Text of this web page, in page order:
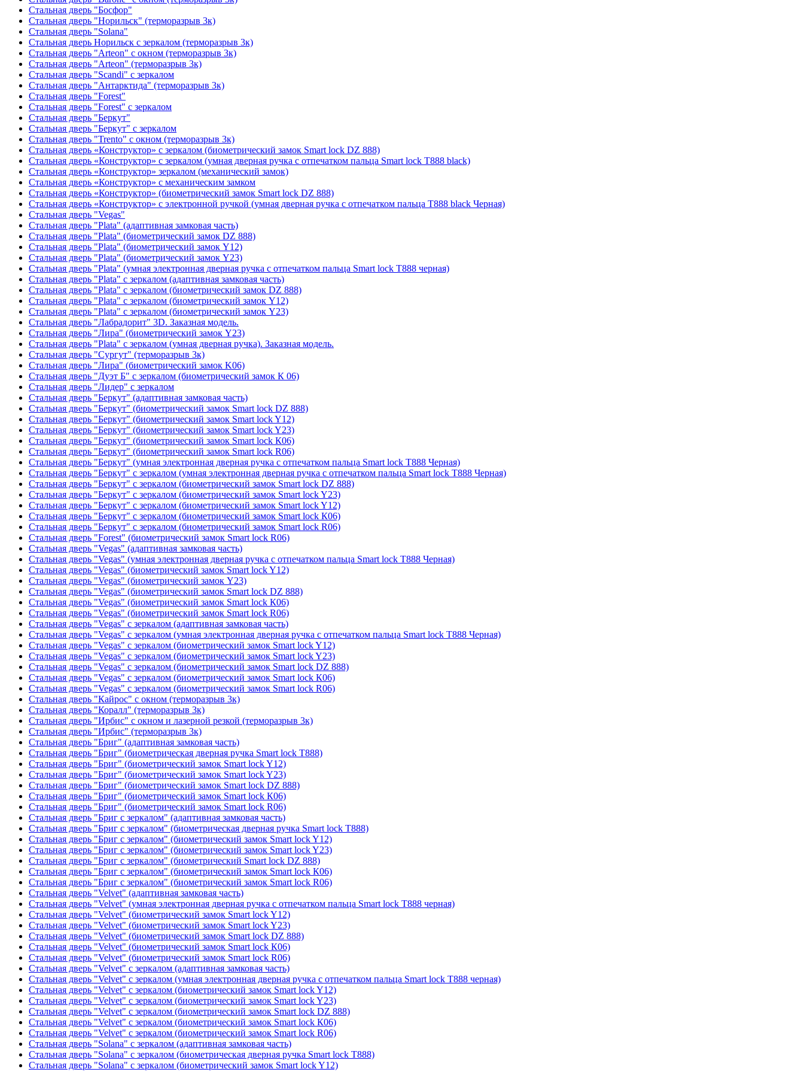
Стальная дверь "Босфор"
Стальная дверь "Норильск" (терморазрыв 3к)
Стальная дверь "Solana"
Стальная дверь Норильск с зеркалом (терморазрыв 3к)
Стальная дверь "Arteon" с окном (терморазрыв 3к)
Стальная дверь "Arteon" (терморазрыв 3к)
Стальная дверь "Scandi" с зеркалом
Стальная дверь "Антарктида" (терморазрыв 3к)
Стальная дверь "Forest"
Стальная дверь "Forest" с зеркалом
Стальная дверь "Беркут"
Стальная дверь "Беркут" с зеркалом
Стальная дверь "Trento" с окном (терморазрыв 3к)
Стальная дверь «Конструктор» с зеркалом (биометрический замок Smart lock DZ 888)
Стальная дверь «Конструктор» с зеркалом (умная дверная ручка с отпечатком пальца Smart lock T888 black)
Стальная дверь «Конструктор» зеркалом (механический замок)
Стальная дверь «Конструктор» с механическим замком
Стальная дверь «Конструктор» (биометрический замок Smart lock DZ 888)
Стальная дверь «Конструктор» с электронной ручкой (умная дверная ручка с отпечатком пальца T888 black Черная)
Стальная дверь "Vegas"
Стальная дверь "Plata" (адаптивная замковая часть)
Стальная дверь "Plata" (биометрический замок DZ 888)
Стальная дверь "Plata" (биометрический замок Y12)
Стальная дверь "Plata" (биометрический замок Y23)
Стальная дверь "Plata" (умная электронная дверная ручка с отпечатком пальца Smart lock T888 черная)
Стальная дверь "Plata" с зеркалом (адаптивная замковая часть)
Стальная дверь "Plata" с зеркалом (биометрический замок DZ 888)
Стальная дверь "Plata" с зеркалом (биометрический замок Y12)
Стальная дверь "Plata" с зеркалом (биометрический замок Y23)
Стальная дверь "Лабрадорит" 3D. Заказная модель.
Стальная дверь "Лира" (биометрический замок Y23)
Стальная дверь "Plata" с зеркалом (умная дверная ручка). Заказная модель.
Стальная дверь "Сургут" (терморазрыв 3к)
Стальная дверь "Лира" (биометрический замок K06)
Стальная дверь "Дуэт Б" с зеркалом (биометрический замок К 06)
Стальная дверь "Лидер" с зеркалом
Стальная дверь "Беркут" (адаптивная замковая часть)
Стальная дверь "Беркут" (биометрический замок Smart lock DZ 888)
Стальная дверь "Беркут" (биометрический замок Smart lock Y12)
Стальная дверь "Беркут" (биометрический замок Smart lock Y23)
Стальная дверь "Беркут" (биометрический замок Smart lock К06)
Стальная дверь "Беркут" (биометрический замок Smart lock R06)
Стальная дверь "Беркут" (умная электронная дверная ручка с отпечатком пальца Smart lock T888 Черная)
Стальная дверь "Беркут" с зеркалом (умная электронная дверная ручка с отпечатком пальца Smart lock T888 Черная)
Стальная дверь "Беркут" с зеркалом (биометрический замок Smart lock DZ 888)
Стальная дверь "Беркут" с зеркалом (биометрический замок Smart lock Y23)
Стальная дверь "Беркут" с зеркалом (биометрический замок Smart lock Y12)
Стальная дверь "Беркут" с зеркалом (биометрический замок Smart lock К06)
Стальная дверь "Беркут" с зеркалом (биометрический замок Smart lock R06)
Стальная дверь "Forest" (биометрический замок Smart lock R06)
Стальная дверь "Vegas" (адаптивная замковая часть)
Стальная дверь "Vegas" (умная электронная дверная ручка с отпечатком пальца Smart lock T888 Черная)
Стальная дверь "Vegas" (биометрический замок Smart lock Y12)
Стальная дверь "Vegas" (биометрический замок Y23)
Стальная дверь "Vegas" (биометрический замок Smart lock DZ 888)
Стальная дверь "Vegas" (биометрический замок Smart lock К06)
Стальная дверь "Vegas" (биометрический замок Smart lock R06)
Стальная дверь "Vegas" с зеркалом (адаптивная замковая часть)
Стальная дверь "Vegas" с зеркалом (умная электронная дверная ручка с отпечатком пальца Smart lock T888 Черная)
Стальная дверь "Vegas" с зеркалом (биометрический замок Smart lock Y12)
Стальная дверь "Vegas" с зеркалом (биометрический замок Smart lock Y23)
Стальная дверь "Vegas" с зеркалом (биометрический замок Smart lock DZ 888)
Стальная дверь "Vegas" с зеркалом (биометрический замок Smart lock К06)
Стальная дверь "Vegas" с зеркалом (биометрический замок Smart lock R06)
Стальная дверь "Кайрос" с окном (терморазрыв 3к)
Стальная дверь "Коралл" (терморазрыв 3к)
Стальная дверь "Ирбис" с окном и лазерной резкой (терморазрыв 3к)
Стальная дверь "Ирбис" (терморазрыв 3к)
Стальная дверь "Бриг" (адаптивная замковая часть)
Стальная дверь "Бриг" (биометрическая дверная ручка Smart lock T888)
Стальная дверь "Бриг" (биометрический замок Smart lock Y12)
Стальная дверь "Бриг" (биометрический замок Smart lock Y23)
Стальная дверь "Бриг" (биометрический замок Smart lock DZ 888)
Стальная дверь "Бриг" (биометрический замок Smart lock К06)
Стальная дверь "Бриг" (биометрический замок Smart lock R06)
Стальная дверь "Бриг с зеркалом" (адаптивная замковая часть)
Стальная дверь "Бриг с зеркалом" (биометрическая дверная ручка Smart lock T888)
Стальная дверь "Бриг с зеркалом" (биометрический замок Smart lock Y12)
Стальная дверь "Бриг с зеркалом" (биометрический замок Smart lock Y23)
Стальная дверь "Бриг с зеркалом" (биометрический Smart lock DZ 888)
Стальная дверь "Бриг с зеркалом" (биометрический замок Smart lock К06)
Стальная дверь "Бриг с зеркалом" (биометрический замок Smart lock R06)
Стальная дверь "Velvet" (адаптивная замковая часть)
Стальная дверь "Velvet" (умная электронная дверная ручка с отпечатком пальца Smart lock T888 черная)
Стальная дверь "Velvet" (биометрический замок Smart lock Y12)
Стальная дверь "Velvet" (биометрический замок Smart lock Y23)
Стальная дверь "Velvet" (биометрический замок Smart lock DZ 888)
Стальная дверь "Velvet" (биометрический замок Smart lock К06)
Стальная дверь "Velvet" (биометрический замок Smart lock R06)
Стальная дверь "Velvet" с зеркалом (адаптивная замковая часть)
Стальная дверь "Velvet" с зеркалом (умная электронная дверная ручка с отпечатком пальца Smart lock T888 черная)
Стальная дверь "Velvet" с зеркалом (биометрический замок Smart lock Y12)
Стальная дверь "Velvet" с зеркалом (биометрический замок Smart lock Y23)
Стальная дверь "Velvet" с зеркалом (биометрический замок Smart lock DZ 888)
Стальная дверь "Velvet" с зеркалом (биометрический замок Smart lock К06)
Стальная дверь "Velvet" с зеркалом (биометрический замок Smart lock R06)
Стальная дверь "Solana" с зеркалом (адаптивная замковая часть)
Стальная дверь "Solana" с зеркалом (биометрическая дверная ручка Smart lock T888)
Стальная дверь "Solana" с зеркалом (биометрический замок Smart lock Y12)